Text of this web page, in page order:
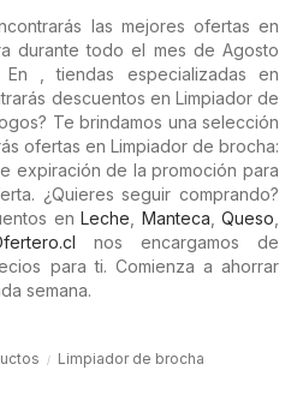
las mejores ofertas en
durante todo el mes de Agosto
, tiendas especializadas en
descuentos en Limpiador de
Te brindamos una selección
ofertas en Limpiador de brocha:
expiración de la promoción para
¿Quieres seguir comprando?
en Leche Manteca Queso
nos encargamos de
para ti. Comienza a ahorrar
semana.
Limpiador de brocha